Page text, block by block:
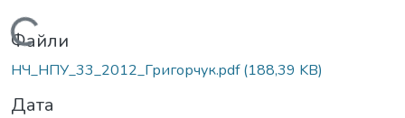
Вантажиться...
Файли
НЧ_НПУ_33_2012_Григорчук.pdf(188,39 KB)
Дата